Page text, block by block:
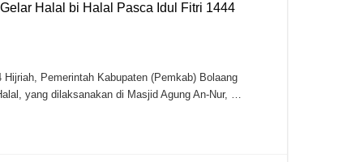
Halal bi Halal Pasca Idul Fitri 1444
Pemerintah Kabupaten (Pemkab) Bolaang
yang dilaksanakan di Masjid Agung An-Nur, …